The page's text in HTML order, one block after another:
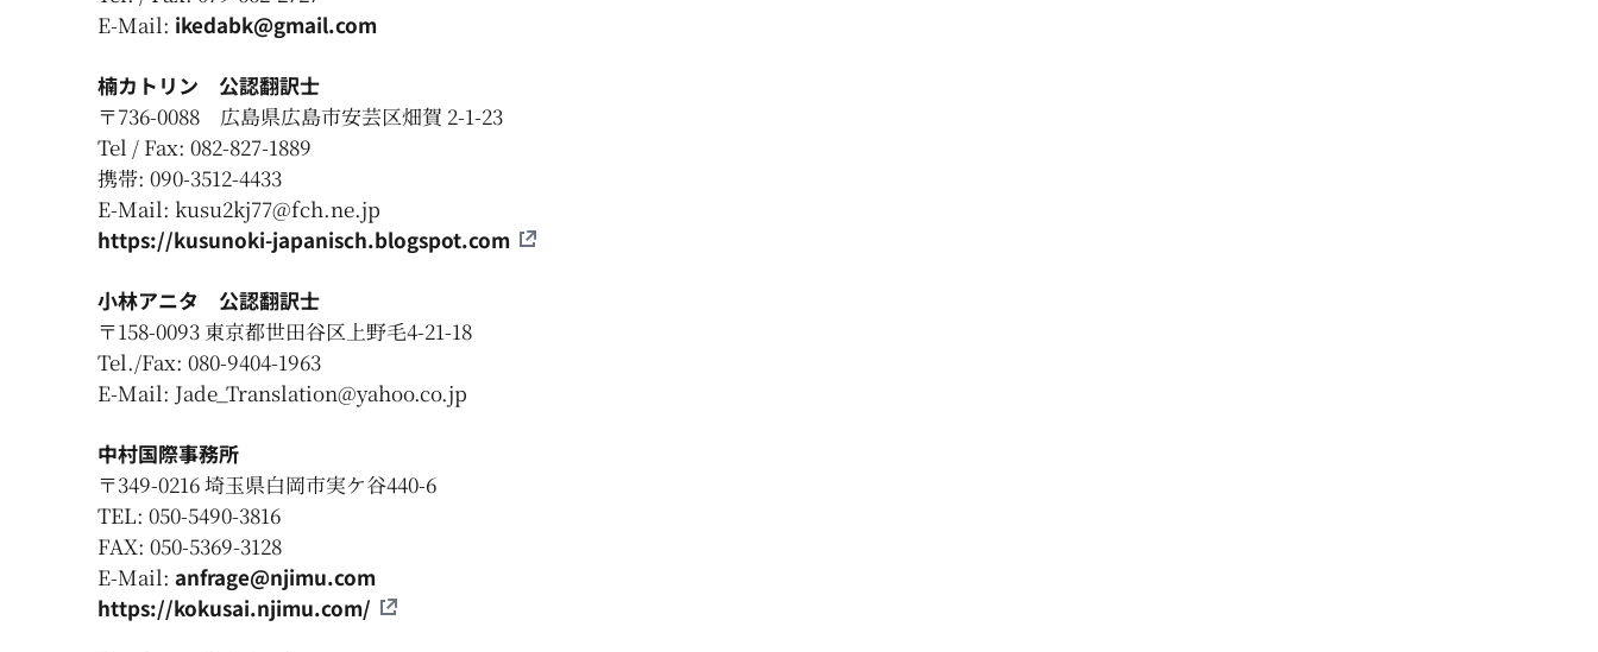
E-Mail: ikedabk@gmail.com
楠カトリン
公認翻訳士
〒736-0088
広島県広島市安芸区畑賀 2-1-23
Tel / Fax: 082-827-1889
携帯: 090-3512-4433
E-Mail: kusu2kj77@fch.ne.jp
https://kusunoki-japanisch.blogspot.com
小林アニタ
公認翻訳士
〒158-0093 東京都世田谷区上野毛4-21-18
Tel./Fax: 080-9404-1963
E-Mail: Jade_Translation@yahoo.co.jp
中村国際事務所
〒349-0216埼玉県白岡市実ケ谷440-6
TEL: 050-5490-3816
FAX: 050-5369-3128
E-Mail: anfrage@njimu.com
https://kokusai.njimu.com/